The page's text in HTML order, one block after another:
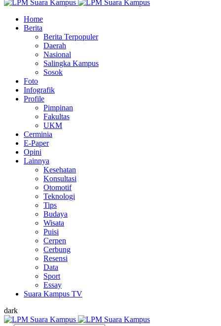
Home
Berita
Berita Terpopuler
Daerah
Nasional
Salingka Kampus
Sosok
Foto
Infografik
Profile
Pimpinan
Fakultas
UKM
Cerminia
E-Paper
Opini
Lainnya
Kesehatan
Konsultasi
Otomotif
Teknologi
Tips
Budaya
Wisata
Puisi
Cerpen
Cerbung
Resensi
Data
Sport
Essay
Suara Kampus TV
dark